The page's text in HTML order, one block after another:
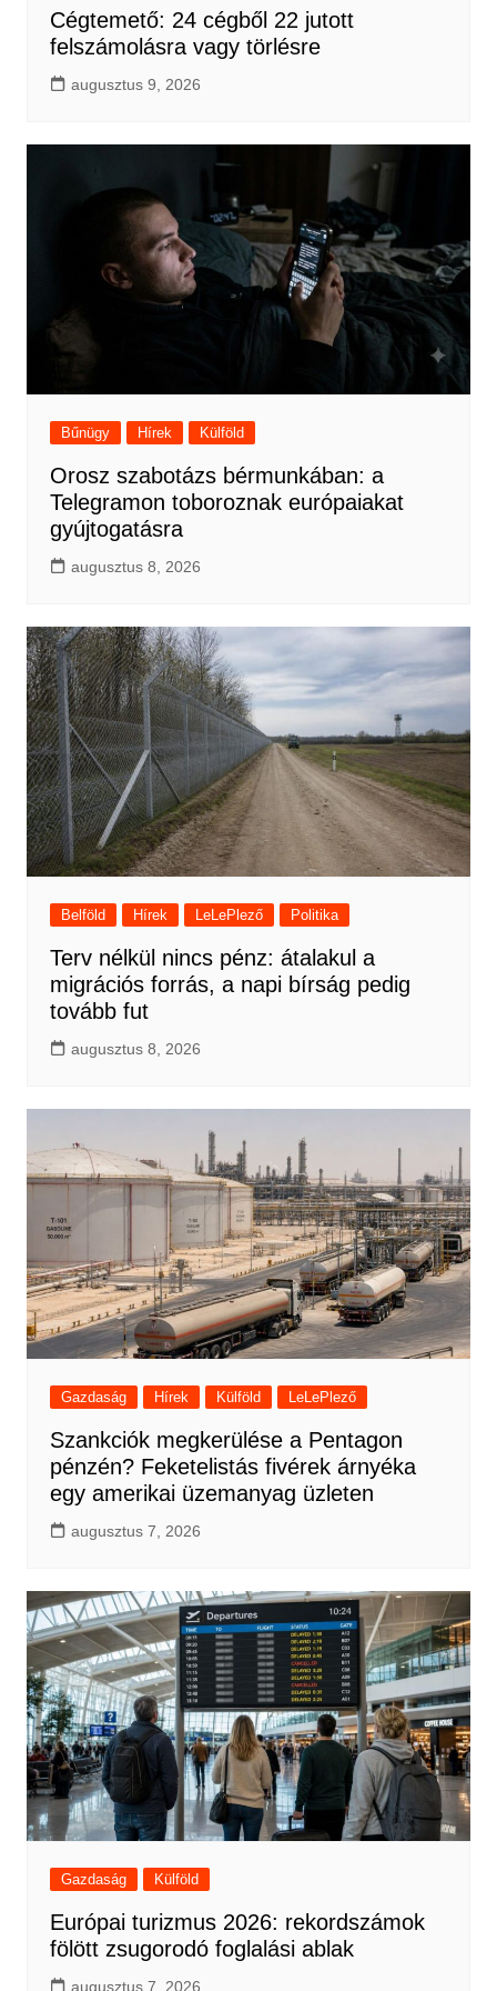
Cégtemető: 24 cégből 22 jutott
felszámolásra vagy törlésre
augusztus 9, 2026
Bűnügy Hírek Külföld
Orosz szabotázs bérmunkában: a
Telegramon toboroznak európaiakat
gyújtogatásra
augusztus 8, 2026
Belföld Hírek LeLePlező Politika
Terv nélkül nincs pénz: átalakul a
migrációs forrás, a napi bírság pedig
tovább fut
augusztus 8, 2026
Gazdaság Hírek Külföld LeLePlező
Szankciók megkerülése a Pentagon
pénzén? Feketelistás fivérek árnyéka
egy amerikai üzemanyag üzleten
augusztus 7, 2026
Gazdaság Külföld
Európai turizmus 2026: rekordszámok
fölött zsugorodó foglalási ablak
augusztus 7, 2026